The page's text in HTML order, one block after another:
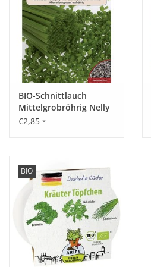
BIO-Schnittlauch
Mittelgrobröhrig Nelly
€2,85 *
BIO